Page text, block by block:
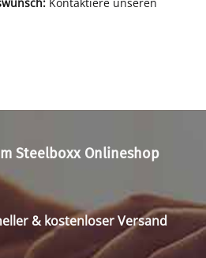
Steelboxx Onlineshop
& kostenloser Versand